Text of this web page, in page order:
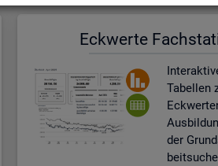
Eck­wer­te
Ta­bel­len
der